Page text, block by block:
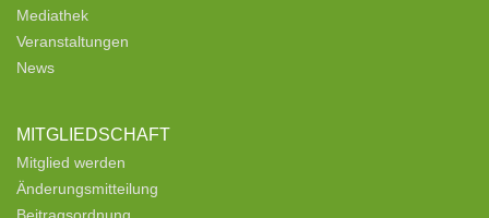
Mediathek
Veranstaltungen
News
MITGLIEDSCHAFT
Mitglied werden
Änderungsmitteilung